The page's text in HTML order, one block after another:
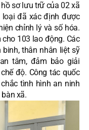
sơ lưu trữ của 02 xã
loại đã xác định được
chỉnh lý và số hóa.
103 lao động. Các
thân nhân liệt sỹ
tâm, đảm bảo giải
độ. Công tác quốc
tình hình an ninh
xã.